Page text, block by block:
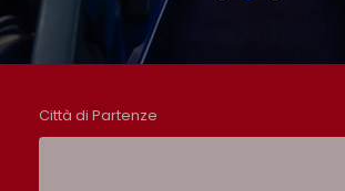
Città di Partenze